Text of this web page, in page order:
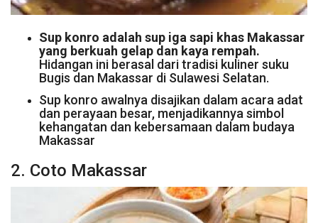
Sup konro adalah sup iga sapi khas Makassar
yang berkuah gelap dan kaya rempah.
Hidangan ini berasal dari tradisi kuliner suku
Bugis dan Makassar di Sulawesi Selatan.
Sup konro awalnya disajikan dalam acara adat
dan perayaan besar, menjadikannya simbol
kehangatan dan kebersamaan dalam budaya
Makassar
2. Coto Makassar